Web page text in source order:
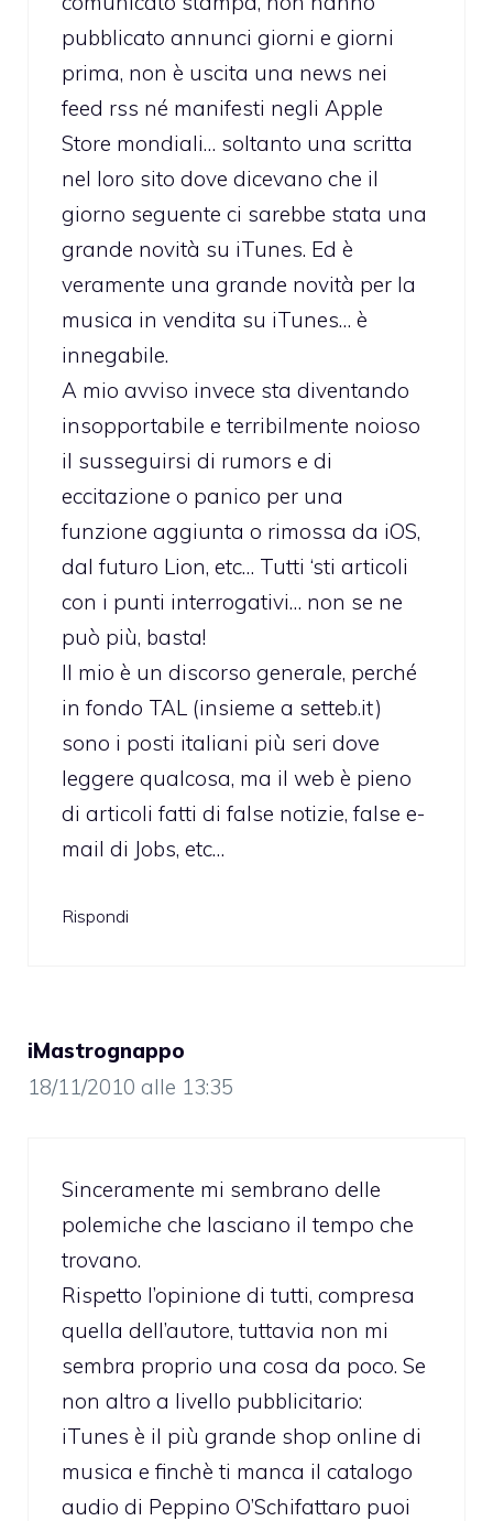
pubblicato annunci giorni e giorni
prima, non è uscita una news nei
feed rss né manifesti negli Apple
Store mondiali… soltanto una scritta
nel loro sito dove dicevano che il
giorno seguente ci sarebbe stata una
grande novità su iTunes. Ed è
veramente una grande novità per la
musica in vendita su iTunes… è
innegabile.
A mio avviso invece sta diventando
insopportabile e terribilmente noioso
il susseguirsi di rumors e di
eccitazione o panico per una
funzione aggiunta o rimossa da iOS,
dal futuro Lion, etc… Tutti ‘sti articoli
con i punti interrogativi… non se ne
può più, basta!
Il mio è un discorso generale, perché
in fondo TAL (insieme a setteb.it)
sono i posti italiani più seri dove
leggere qualcosa, ma il web è pieno
di articoli fatti di false notizie, false e-
mail di Jobs, etc…
Rispondi
iMastrognappo
18/11/2010 alle 13:35
Sinceramente mi sembrano delle
polemiche che lasciano il tempo che
trovano.
Rispetto l’opinione di tutti, compresa
quella dell’autore, tuttavia non mi
sembra proprio una cosa da poco. Se
non altro a livello pubblicitario:
iTunes è il più grande shop online di
musica e finchè ti manca il catalogo
audio di Peppino O’Schifattaro puoi